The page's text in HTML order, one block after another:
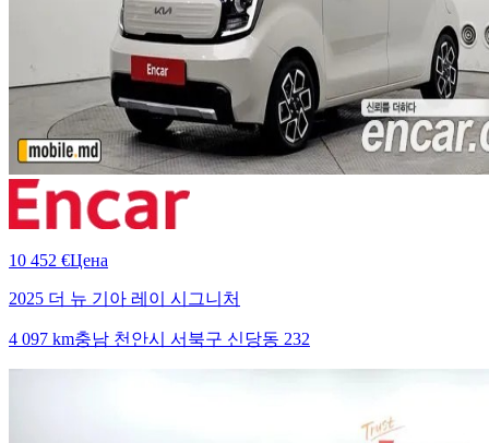
10 452 €Цена
2025 더 뉴 기아 레이 시그니처
4 097 km충남 천안시 서북구 신당동 232